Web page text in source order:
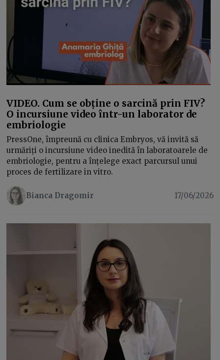
VIDEO. Cum se obține o sarcină prin FIV?
O incursiune video într-un laborator de
embriologie
PressOne, împreună cu clinica Embryos, vă invită să
urmăriți o incursiune video inedită în laboratoarele de
embriologie, pentru a înțelege exact parcursul unui
proces de fertilizare in vitro.
Bianca Dragomir 17/06/2026